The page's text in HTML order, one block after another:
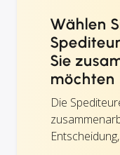
Wählen
Sie
möchten
Die